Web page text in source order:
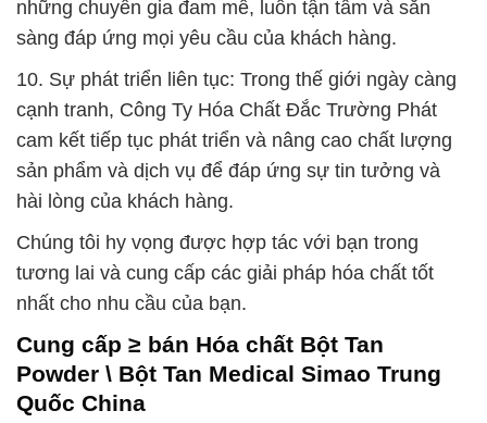
những chuyên gia đam mê, luôn tận tâm và sẵn
sàng đáp ứng mọi yêu cầu của khách hàng.
10. Sự phát triển liên tục: Trong thế giới ngày càng
cạnh tranh, Công Ty Hóa Chất Đắc Trường Phát
cam kết tiếp tục phát triển và nâng cao chất lượng
sản phẩm và dịch vụ để đáp ứng sự tin tưởng và
hài lòng của khách hàng.
Chúng tôi hy vọng được hợp tác với bạn trong
tương lai và cung cấp các giải pháp hóa chất tốt
nhất cho nhu cầu của bạn.
Cung cấp ≥ bán Hóa chất Bột Tan
Powder \ Bột Tan Medical Simao Trung
Quốc China